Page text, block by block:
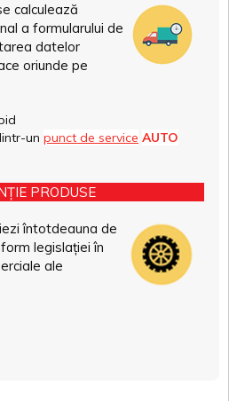
calculează
a formularului de
datelor
oriunde pe
un punct de service AUTO
PRODUSE
întotdeauna de
legislației în
ale